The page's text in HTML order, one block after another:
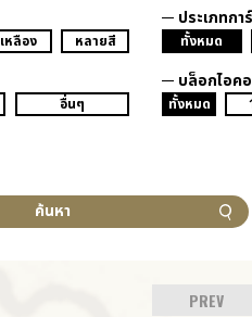
เหลือง หลายสี
ประเภทกา
ทั้งหมด
อื่นๆ
บล็อกไอค
ทั้งหมด
ค้นหา
PREV